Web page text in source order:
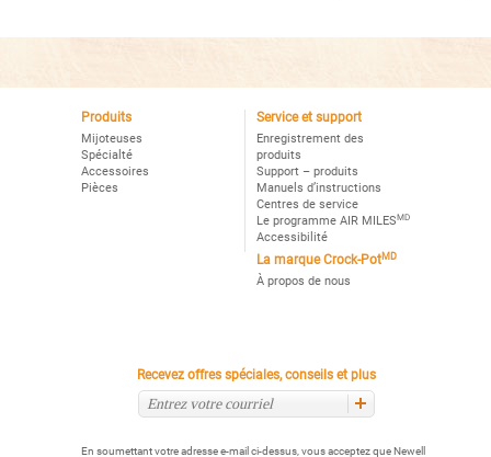
Quart
Woodgrain
Produits
Mijoteuses
Spécialté
Accessoires
Pièces
Service et support
Enregistrement des
produits
Support – produits
Manuels d’instructions
Centres de service
Le programme AIR MILESMD
Accessibilité
La marque Crock-PotMD
À propos de nous
Recevez offres spéciales, conseils et plus
En soumettant votre adresse e-mail ci-dessus, vous acceptez que Newell